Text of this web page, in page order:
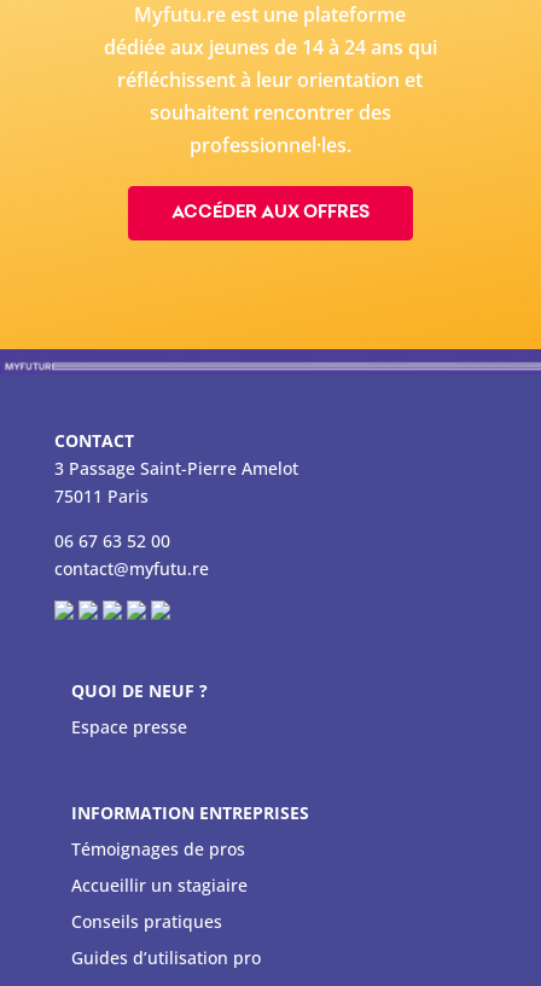
Myfutu.reest une plateforme
dédiée aux jeunes de 14 à 24 ans qui
réfléchissent à leur orientation et
souhaitent rencontrer des
professionnel·les.
ACCÉDER AUX OFFRES
CONTACT
3 Passage Saint-Pierre Amelot
75011 Paris
06 67 63 52 00
contact@myfutu.re
QUOI DE NEUF ?
Espace presse
INFORMATION ENTREPRISES
Témoignages de pros
Accueillir un stagiaire
Conseils pratiques
Guides d’utilisation pro